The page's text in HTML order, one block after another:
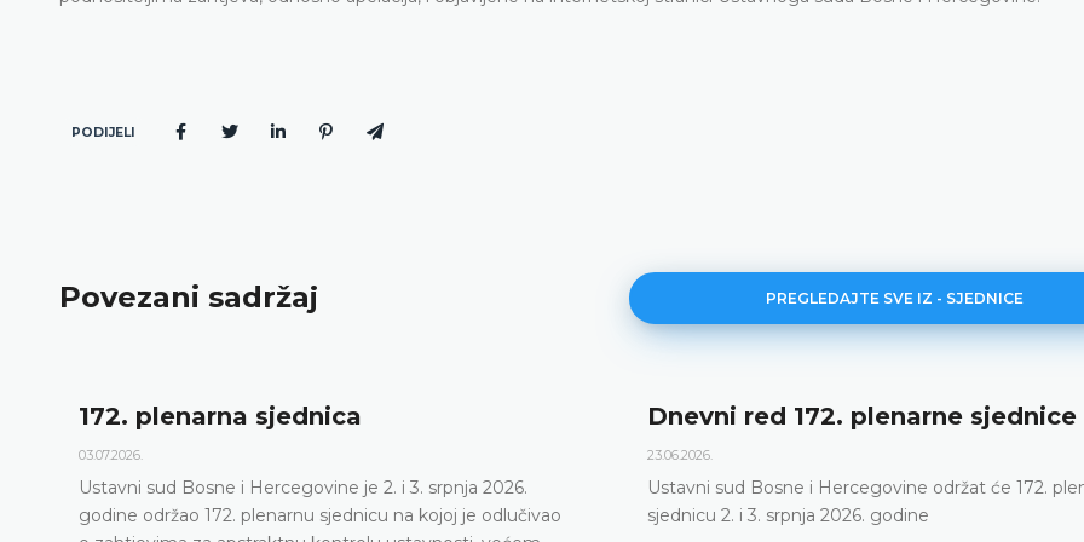
PODIJELI
Povezani sadržaj PREGLEDAJTE SVE IZ - SJEDNICE
3. srpnja 2026.
kojoj je odlučivao
Dnevni red 172. plenarne sjednice
Ustavni sud Bosne i Hercegovine održat će 172. plenarnu
sjednicu 2. i 3. srpnja 2026. godine
171. plenarna
Ustavni sud Bosne i
putem održao 171. plenarnu